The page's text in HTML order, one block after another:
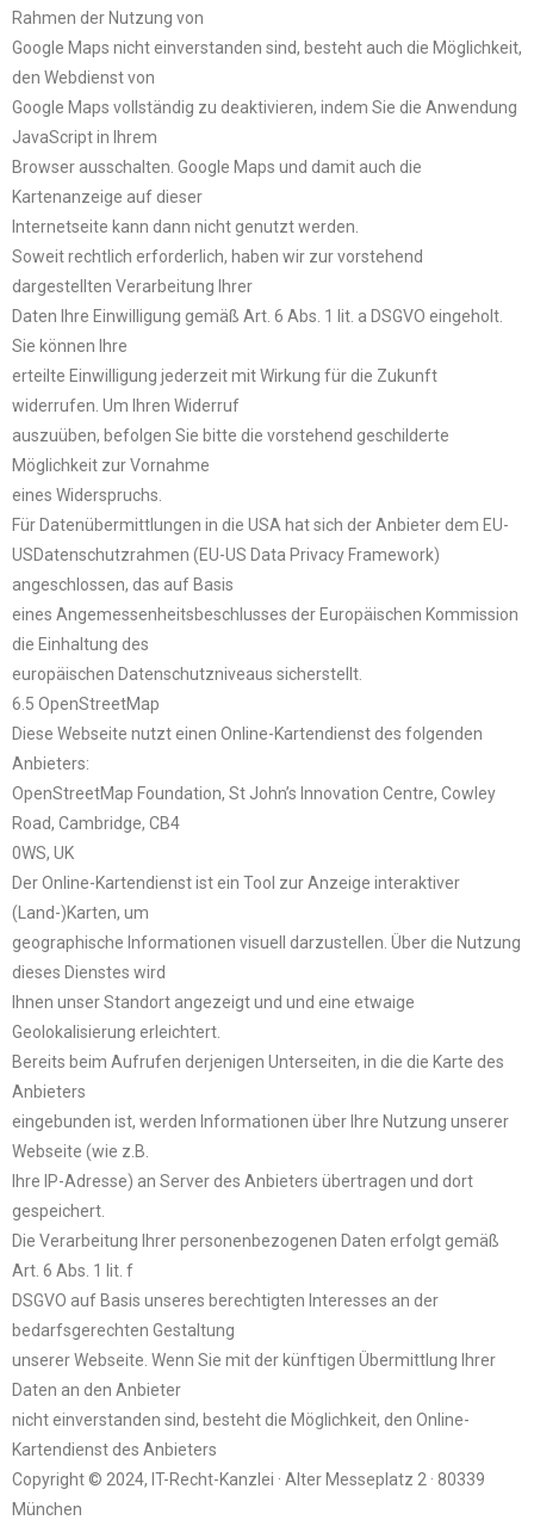
Rahmen der Nutzung von
Google Maps nicht einverstanden sind, besteht auch die Möglichkeit,
den Webdienst von
Google Maps vollständig zu deaktivieren, indem Sie die Anwendung
JavaScript in Ihrem
Browser ausschalten. Google Maps und damit auch die
Kartenanzeige auf dieser
Internetseite kann dann nicht genutzt werden.
Soweit rechtlich erforderlich, haben wir zur vorstehend
dargestellten Verarbeitung Ihrer
Daten Ihre Einwilligung gemäß Art. 6 Abs. 1 lit. a DSGVO eingeholt.
Sie können Ihre
erteilte Einwilligung jederzeit mit Wirkung für die Zukunft
widerrufen. Um Ihren Widerruf
auszuüben, befolgen Sie bitte die vorstehend geschilderte
Möglichkeit zur Vornahme
eines Widerspruchs.
Für Datenübermittlungen in die USA hat sich der Anbieter dem EU-
USDatenschutzrahmen (EU-US Data Privacy Framework)
angeschlossen, das auf Basis
eines Angemessenheitsbeschlusses der Europäischen Kommission
die Einhaltung des
europäischen Datenschutzniveaus sicherstellt.
6.5 OpenStreetMap
Diese Webseite nutzt einen Online-Kartendienst des folgenden
Anbieters:
OpenStreetMap Foundation, St John’s Innovation Centre, Cowley
Road, Cambridge, CB4
0WS, UK
Der Online-Kartendienst ist ein Tool zur Anzeige interaktiver
(Land-)Karten, um
geographische Informationen visuell darzustellen. Über die Nutzung
dieses Dienstes wird
Ihnen unser Standort angezeigt und und eine etwaige
Geolokalisierung erleichtert.
Bereits beim Aufrufen derjenigen Unterseiten, in die die Karte des
Anbieters
eingebunden ist, werden Informationen über Ihre Nutzung unserer
Webseite (wie z.B.
Ihre IP-Adresse) an Server des Anbieters übertragen und dort
gespeichert.
Die Verarbeitung Ihrer personenbezogenen Daten erfolgt gemäß
Art. 6 Abs. 1 lit. f
DSGVO auf Basis unseres berechtigten Interesses an der
bedarfsgerechten Gestaltung
unserer Webseite. Wenn Sie mit der künftigen Übermittlung Ihrer
Daten an den Anbieter
nicht einverstanden sind, besteht die Möglichkeit, den Online-
Kartendienst des Anbieters
Copyright © 2024, IT-Recht-Kanzlei · Alter Messeplatz 2 · 80339
München